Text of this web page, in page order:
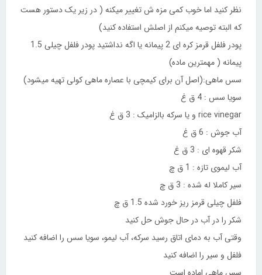
نظر کنید اما خوب کمی مزه ش تغییر میکنه ( در زیر یک دستور هست
که البته توصیه میکنم از اصلش استفاده کنید)
پودر فلفل قرمز کره ای 2 پیمانه یا اگه نداشتید پودر فلفل چیلی 1.5
پیمانه ( مهمترین ماده)
سس ماهی:(اصل آن برای کیمچی با عصاره ماهی کولی تهیه میشود)
سویا سس : 4 ق غ
rice vinegar و یا سرکه بالزامیک : 3 ق غ
آب جوش : 6 ق غ
شکر قهوه ای : 3 ق غ
آب لیموی تازه : 1 ق چ
سیر کاملا له شده : 3 ق چ
فلفل چیلی قرمز ریز خورد شده 1.5 ق چ
شکر را در آب در حال جوش حل کنید
وقتی آب به دمای اتاق رسید سرکه، آب لیمو، سویا سس را اضافه کنید
فلفل و سیر را اضافه کنید